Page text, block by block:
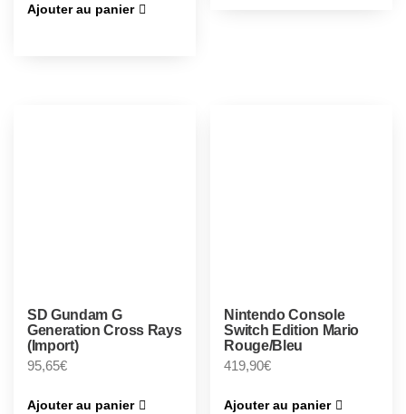
Ajouter au panier
SD Gundam G
Generation Cross Rays
(Import)
95,65€
Ajouter au panier
Nintendo Console
Switch Edition Mario
Rouge/Bleu
419,90€
Ajouter au panier